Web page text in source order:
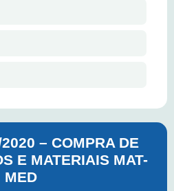
– COMPRA DE
E MATERIAIS MAT-
MED